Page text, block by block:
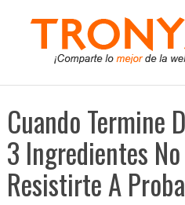
Cuando Termine
3 Ingredientes
Resistirte A